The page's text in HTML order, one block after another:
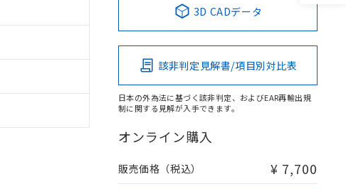
3D CADデータ
該非判定見解書/項目別対比表
日本の外為法に基づく該非判定、およびEAR再輸出規
制に関する見解が入手できます。
オンライン購入
販売価格（税込） ¥ 7,700